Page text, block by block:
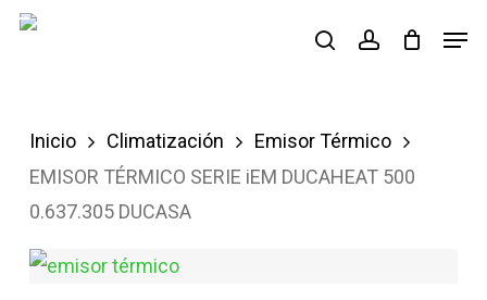
Saltar
buscaraccount
Inicio Climatización
Emisor Térmico
EMISOR TÉRMICO SERIE iEM DUCAHEAT 500
0.637.305 DUCASA